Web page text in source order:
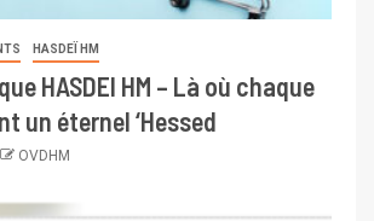
HASDEÏ HM
HASDEI HM – Là où chaque
un éternel ‘Hessed
OVDHM